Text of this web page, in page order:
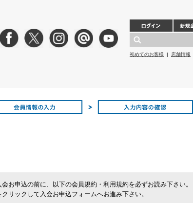
初めてのお客様 | 店舗情報
お申込の前に、以下の会員規約・利用規約を必ずお読み下さい。
リックして入会お申込フォームへお進み下さい。